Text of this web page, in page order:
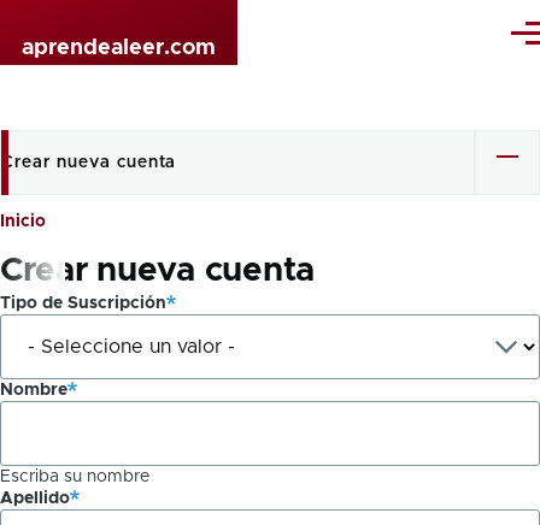
aprendealeer.com
Solapas
principales
Crear nueva cuenta
Sobrescribir
enlaces
de
ayuda
a
navegación
Inicio
Crear nueva cuenta
Tipo de Suscripción
Nombre
Escriba su nombre
Apellido